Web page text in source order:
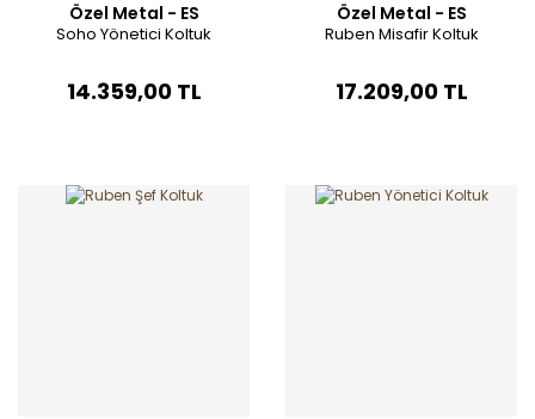
Özel Metal - ES
Soho Yönetici Koltuk
14.359,00 TL
Özel Metal - ES
Ruben Misafir Koltuk
17.209,00 TL